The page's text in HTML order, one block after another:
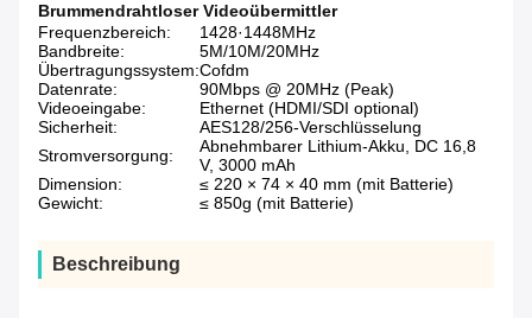
Brummendrahtloser Videoübermittler
Frequenzbereich:
1428·1448MHz
Bandbreite:
5M/10M/20MHz
Übertragungssystem:Cofdm
Datenrate:
90Mbps @ 20MHz (Peak)
Videoeingabe:
Ethernet (HDMI/SDI optional)
Sicherheit:
AES128/256-Verschlüsselung
Stromversorgung:
Abnehmbarer Lithium-Akku, DC 16,8
V, 3000 mAh
Dimension:
≤ 220 × 74 × 40 mm (mit Batterie)
Gewicht:
≤ 850g (mit Batterie)
Beschreibung